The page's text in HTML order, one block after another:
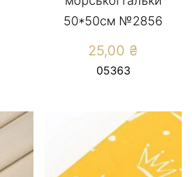
50*50см №2856
25,00 ₴
05363